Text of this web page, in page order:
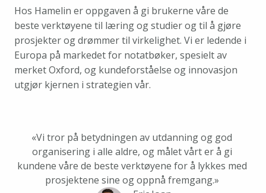
Hos Hamelin er oppgaven å gi brukerne våre de
beste verktøyene til læring og studier og til å gjøre
prosjekter og drømmer til virkelighet. Vi er ledende i
Europa på markedet for notatbøker, spesielt av
merket Oxford, og kundeforståelse og innovasjon
utgjør kjernen i strategien vår.
«Vi tror på betydningen av utdanning og god
organisering i alle aldre, og målet vårt er å gi
kundene våre de beste verktøyene for å lykkes med
prosjektene sine og oppnå fremgang.»